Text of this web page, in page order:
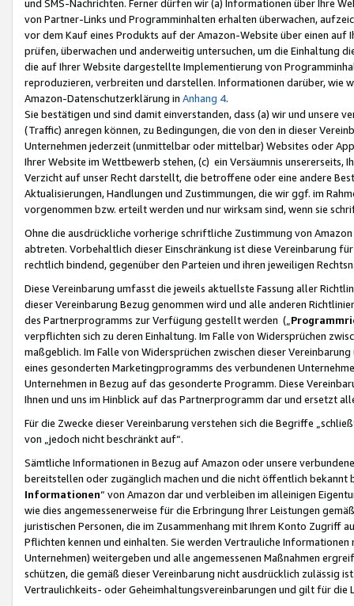
und SMS-Nachrichten. Ferner dürfen wir (a) Informationen über Ihre
von Partner-Links und Programminhalten erhalten überwachen,
vor dem Kauf eines Produkts auf der Amazon-Website über einen
prüfen, überwachen und anderweitig untersuchen, um die Einhaltung
die auf Ihrer Website dargestellte Implementierung von
reproduzieren, verbreiten und darstellen. Informationen darüber, wie
Amazon-Datenschutzerklärung in Anhang 4.
Sie bestätigen und sind damit einverstanden, dass (a) wir und
(Traffic) anregen können, zu Bedingungen, die von den in dieser
Unternehmen jederzeit (unmittelbar oder mittelbar) Websites oder
Ihrer Website im Wettbewerb stehen, (c) ein Versäumnis unsererseits,
Verzicht auf unser Recht darstellt, die betroffene oder eine andere
Aktualisierungen, Handlungen und Zustimmungen, die wir ggf. im
vorgenommen bzw. erteilt werden und nur wirksam sind, wenn sie
Ohne die ausdrückliche vorherige schriftliche Zustimmung von
abtreten. Vorbehaltlich dieser Einschränkung ist diese Vereinbarung
rechtlich bindend, gegenüber den Parteien und ihren jeweiligen
Diese Vereinbarung umfasst die jeweils aktuellste Fassung aller
dieser Vereinbarung Bezug genommen wird und alle anderen
des Partnerprogramms zur Verfügung gestellt werden („
verpflichten sich zu deren Einhaltung. Im Falle von Widersprüchen
maßgeblich. Im Falle von Widersprüchen zwischen dieser
eines gesonderten Marketingprogramms des verbundenen
Unternehmen in Bezug auf das gesonderte Programm. Diese
Ihnen und uns im Hinblick auf das Partnerprogramm dar und ersetzt
Für die Zwecke dieser Vereinbarung verstehen sich die Begriffe
von „jedoch nicht beschränkt auf“.
Sämtliche Informationen in Bezug auf Amazon oder unsere
bereitstellen oder zugänglich machen und die nicht öffentlich
Informationen“ von Amazon dar und verbleiben im alleinigen
wie dies angemessenerweise für die Erbringung Ihrer Leistungen
juristischen Personen, die im Zusammenhang mit Ihrem Konto
Pflichten kennen und einhalten. Sie werden Vertrauliche
Unternehmen) weitergeben und alle angemessenen Maßnahmen
schützen, die gemäß dieser Vereinbarung nicht ausdrücklich zulässig
Vertraulichkeits- oder Geheimhaltungsvereinbarungen und gilt für die